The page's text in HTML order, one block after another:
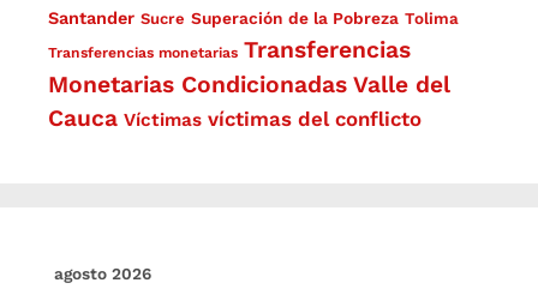
Santander Sucre Superación de la Pobreza Tolima
Transferencias monetarias Transferencias
Monetarias Condicionadas Valle del
Cauca Víctimas víctimas del conflicto
agosto 2026